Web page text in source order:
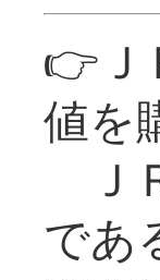
👉Ｊ
値を
Ｊ
であ